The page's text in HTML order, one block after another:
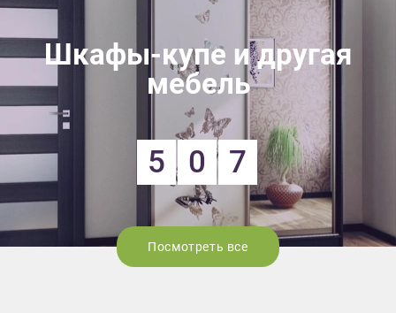
Шкафы-купе и другая
мебель
5 0 7
Посмотреть все